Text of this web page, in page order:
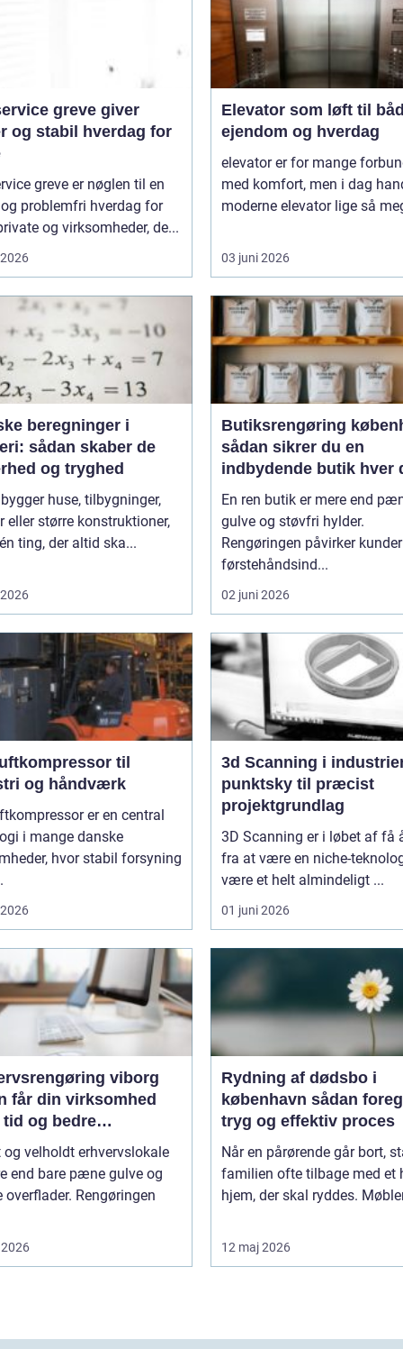
greve giver
og stabil hverdag for
greve er nøglen til en
problemfri hverdag for
og virksomheder, de...
Elevator som løft til
ejendom og hverdag
elevator er for mange
med komfort, men i dag
moderne elevator lige så
03 juni 2026
beregninger i
sådan skaber de
og tryghed
huse, tilbygninger,
eller større konstruktioner,
ting, der altid ska...
Butiksrengøring
sådan sikrer du en
indbydende butik hver
En ren butik er mere end
gulve og støvfri hylder.
Rengøringen påvirker
førstehåndsind...
02 juni 2026
til
og håndværk
er en central
i mange danske
hvor stabil forsyning
3d Scanning i
punktsky til præcist
projektgrundlag
3D Scanning er i løbet af få
fra at være en niche-
være et helt almindeligt ...
01 juni 2026
viborg
får din virksomhed
tid og bedre
og velholdt erhvervslokale
end bare pæne gulve og
overflader. Rengøringen
Rydning af dødsbo i
københavn sådan foregår en
tryg og effektiv proces
Når en pårørende går bort,
familien ofte tilbage med et
hjem, der skal ryddes.
12 maj 2026